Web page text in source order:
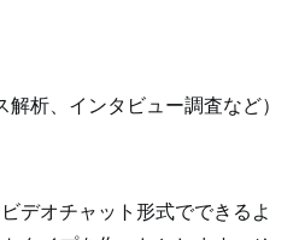
析、インタビュー調査など）
デオチャット形式でできるよ